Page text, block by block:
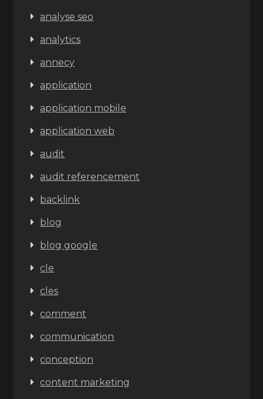
analyse seo
analytics
annecy
application
application mobile
application web
audit
audit referencement
backlink
blog
blog google
cle
cles
comment
communication
conception
content marketing